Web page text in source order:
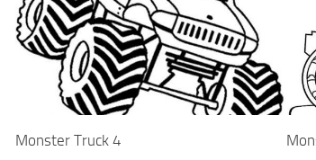
Monster Truck 4